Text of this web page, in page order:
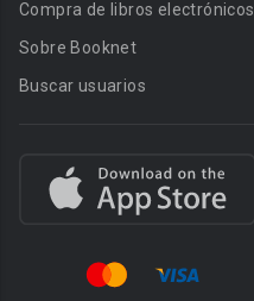
Compra de libros electrónicos
Sobre Booknet
Buscar usuarios